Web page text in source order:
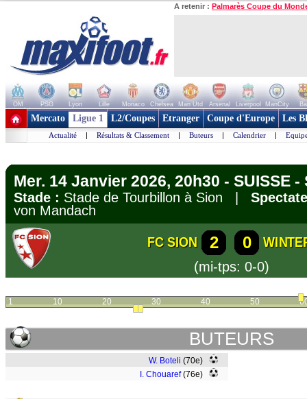
A retenir : Palmarès Coupe du
OM PSG Lyon Lille Monaco Chelsea Man Utd Arsenal Liverpool ManCity
+ de clubs
Mercato Ligue 1 L2/Coupes Etranger Coupe d'Europe Les
Actualité | Résultats & Classement | Buteurs | Calendrier |
Mer. 14 Janvier 2026, 20h30 - SUISSE
Stade : Stade de Tourbillon à Sion |
von Mandach
FC SION 2 0
(mi-tps: 0-0)
1 10 20 30 40 50
BUTEURS
W. Boteli (70e)
I. Chouaref(76e)